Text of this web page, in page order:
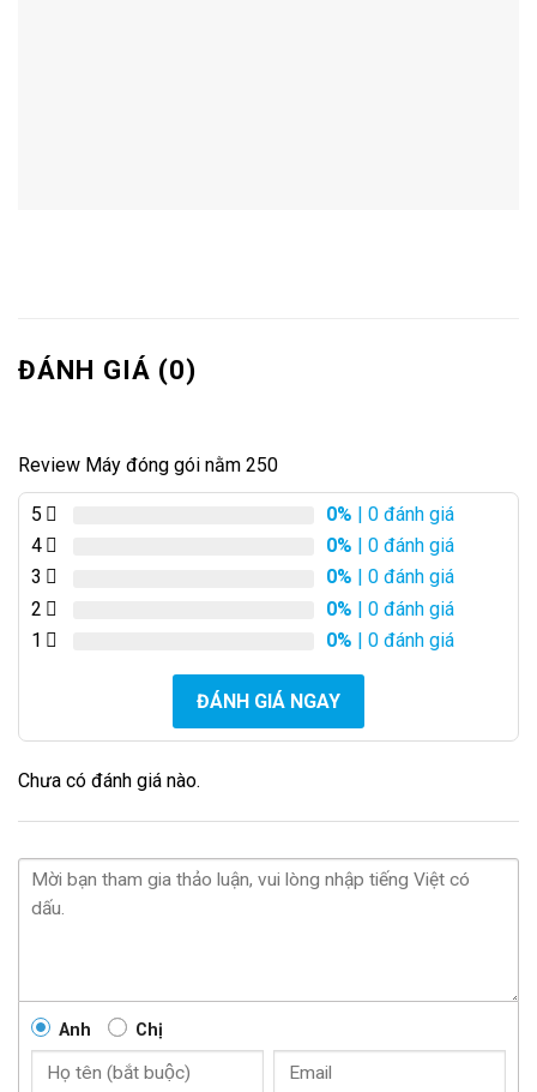
ĐÁNH GIÁ (0)
Review Máy đóng gói nằm 250
5 0% | 0 đánh giá
4
0% | 0 đánh giá
3
0% | 0 đánh giá
2
0% | 0 đánh giá
1
0% | 0 đánh giá
ĐÁNH GIÁ NGAY
Chưa có đánh giá nào.
Anh Chị